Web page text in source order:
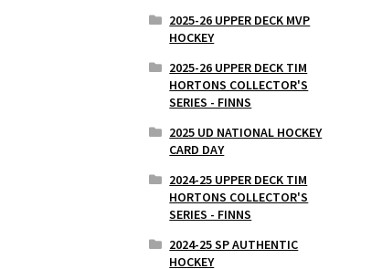
2025-26 UPPER DECK MVP
HOCKEY
2025-26 UPPER DECK TIM
HORTONS COLLECTOR'S
SERIES - FINNS
2025 UD NATIONAL HOCKEY
CARD DAY
2024-25 UPPER DECK TIM
HORTONS COLLECTOR'S
SERIES - FINNS
2024-25 SP AUTHENTIC
HOCKEY